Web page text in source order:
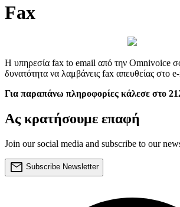
Fax
Η υπηρεσία fax to email από την Omnivoice
δυνατότητα να λαμβάνεις fax απευθείας στο
Για παραπάνω πληροφορίες κάλεσε στο
Ας κρατήσουμε επαφή
Join our social media and subscribe to our
mail Subscribe Newsletter